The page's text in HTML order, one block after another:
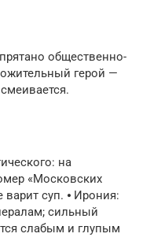
общественно-
герой —
на
«Московских
суп. ⦁ Ирония:
сильный
слабым и глупым